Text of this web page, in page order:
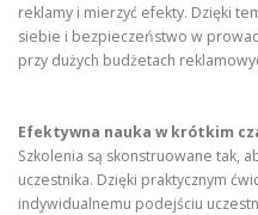
reklamy i mierzyć efekty. Dzięki
siebie i bezpieczeństwo w
przy dużych budżetach
Efektywna nauka w krótkim
Szkolenia są skonstruowane tak,
uczestnika. Dzięki praktycznym
indywidualnemu podejściu